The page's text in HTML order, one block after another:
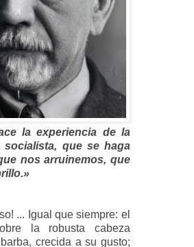
la experiencia de la
socialista, que se haga
nos arruinemos, que
... Igual que siempre: el
la robusta cabeza
crecida a su gusto;